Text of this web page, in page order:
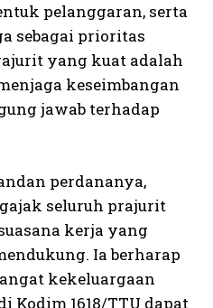
pelanggaran, serta
sebagai prioritas
yang kuat adalah
keseimbangan
jawab terhadap
perdananya,
seluruh prajurit
kerja yang
Ia berharap
kekeluargaan
Kodim 1618/TTU dapat